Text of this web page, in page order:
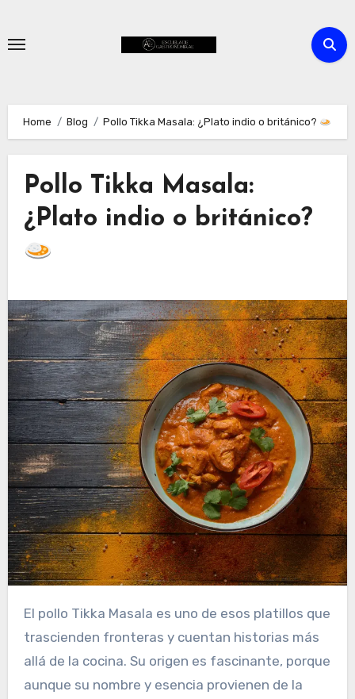
content
Home Blog Pollo Tikka Masala: ¿Plato indio o británico?
Pollo Tikka Masala:
¿Plato indio o británico?
El pollo Tikka Masala es uno de esos platillos que
trascienden fronteras y cuentan historias más
allá de la cocina. Su origen es fascinante, porque
aunque su nombre y esencia provienen de la